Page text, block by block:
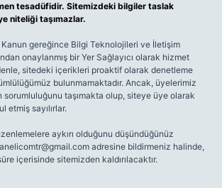
tesadüfidir. Sitemizdeki bilgiler taslak
niteliği taşımazlar.
Kanun gereğince Bilgi Teknolojileri ve İletişim
onaylanmış bir Yer Sağlayıcı olarak hizmet
sitedeki içerikleri proaktif olarak denetleme
bulunmamaktadır. Ancak, üyelerimiz
sorumluluğunu taşımakta olup, siteye üye olarak
etmiş sayılırlar.
aykırı olduğunu düşündüğünüz
adresine bildirmeniz halinde,
içerisinde sitemizden kaldırılacaktır.